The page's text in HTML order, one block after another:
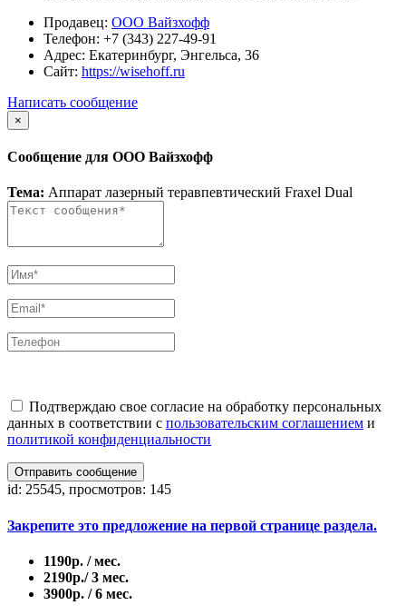
Продавец: ООО Вайзхофф
Телефон: +7 (343) 227-49-91
Адрес: Екатеринбург, Энгельса, 36
Сайт: https://wisehoff.ru
Написать сообщение
×
Сообщение для ООО Вайзхофф
Тема: Аппарат лазерный теравпевтический Fraxel Dual
Подтверждаю свое согласие на обработку персональных
данных в соответствии с пользовательским соглашением и
политикой конфиденциальности
Отправить сообщение
id: 25545, просмотров: 145
Закрепите это предложение на первой странице раздела.
1190р. / мес.
2190р./ 3 мес.
3900р. / 6 мес.